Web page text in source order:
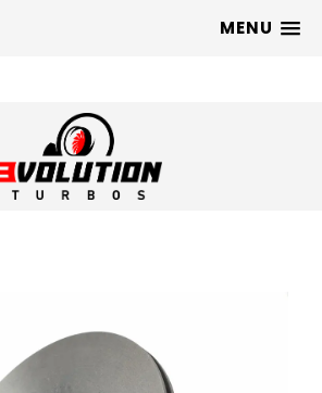
MENU